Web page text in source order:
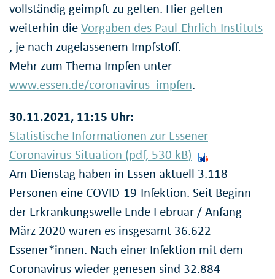
vollständig geimpft zu gelten. Hier gelten
weiterhin dieVorgaben des Paul-Ehrlich-Instituts
, je nach zugelassenem Impfstoff.
Mehr zum Thema Impfen unter
www.essen.de/coronavirus_impfen.
30.11.2021, 11:15 Uhr:
Statistische Informationen zur Essener
Coronavirus-Situation (pdf, 530 kB)
Am Dienstag haben in Essen aktuell 3.118
Personen eine COVID-19-Infektion. Seit Beginn
der Erkrankungswelle Ende Februar / Anfang
März 2020 waren es insgesamt 36.622
Essener*innen. Nach einer Infektion mit dem
Coronavirus wieder genesen sind 32.884